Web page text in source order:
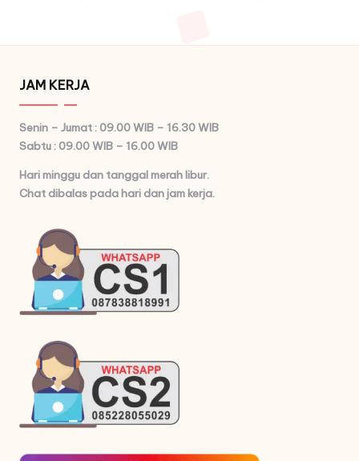
JAM KERJA
Senin – Jumat : 09.00 WIB – 16.30 WIB
Sabtu : 09.00 WIB – 16.00 WIB
Hari minggu dan tanggal merah libur.
Chat dibalas pada hari dan jam kerja.